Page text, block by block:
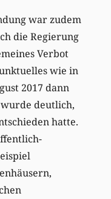
war zudem
die Regierung
Verbot
wie in
2017 dann
deutlich,
hatte.